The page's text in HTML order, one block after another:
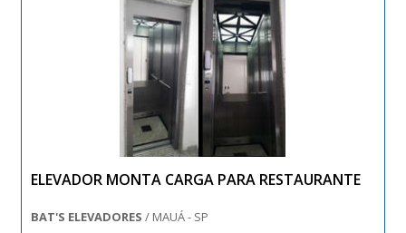
ELEVADOR MONTA CARGA PARA RESTAURANTE
BAT'S ELEVADORES / MAUÁ - SP